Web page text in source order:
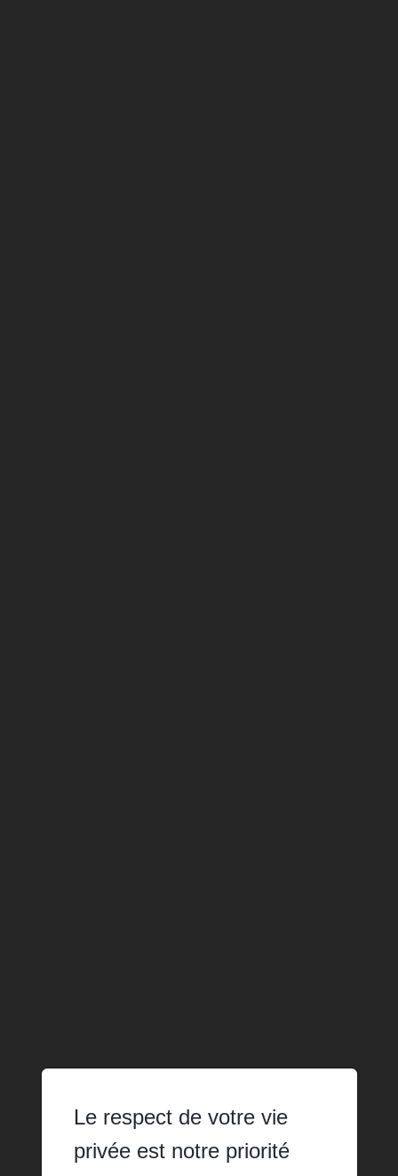
Le respect de votre vie
privée est notre priorité